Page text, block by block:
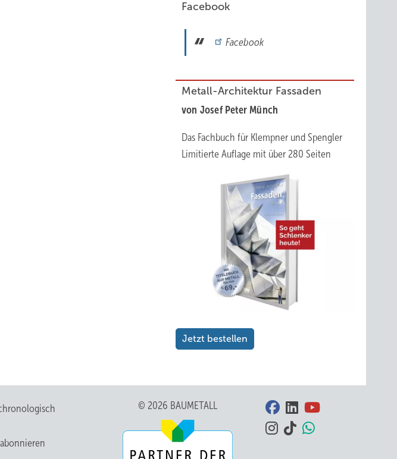
Facebook
Facebook
Metall-Architektur Fassaden
von Josef Peter Münch
Das Fachbuch für Klempner und Spengler
Limitierte Auflage mit über 280 Seiten
Jetzt bestellen
abonnieren
© 2026 BAUMETALL